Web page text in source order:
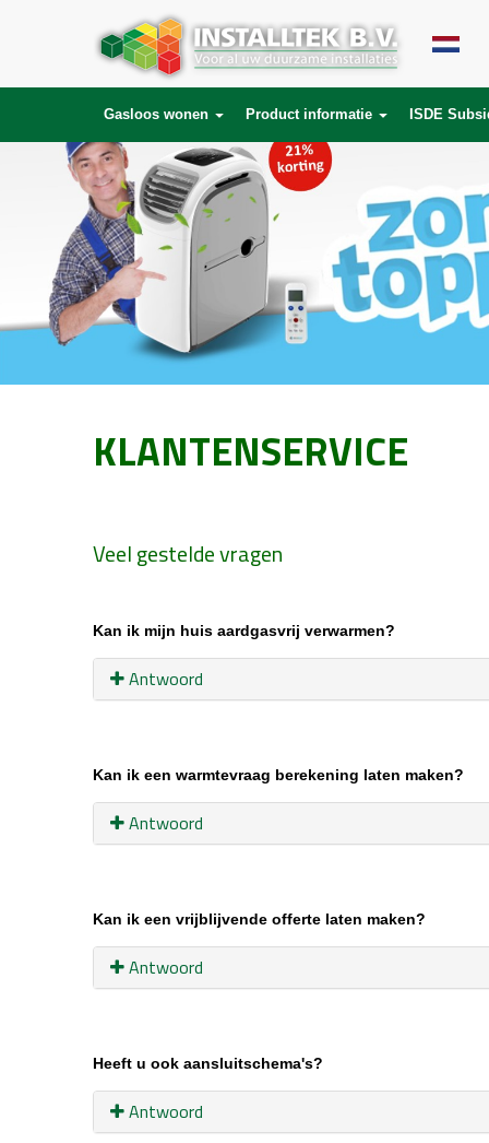
Gasloos wonen Product informatie ISDE
KLANTENSERVICE
Veel gestelde vragen
Kan ik mijn huis aardgasvrij verwarmen?
Antwoord
Kan ik een warmtevraag berekening laten maken?
Antwoord
Kan ik een vrijblijvende offerte laten maken?
Antwoord
Heeft u ook aansluitschema's?
Antwoord